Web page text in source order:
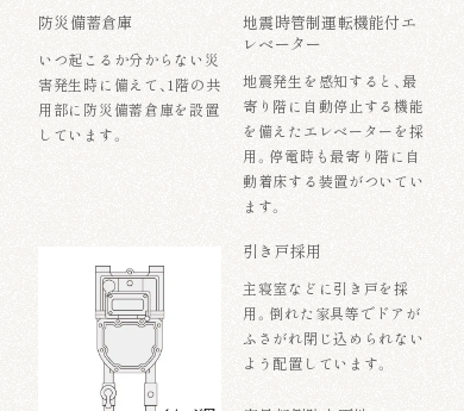
防災備蓄倉庫
いつ起こるか分からない災
害発生時に備えて、1階の共
用部に防災備蓄倉庫を設置
しています。
地震時管制運転機能付エ
レベーター
地震発生を感知すると、最
寄り階に自動停止する機能
を備えたエレベーターを採
用。停電時も最寄り階に自
動着床する装置がついてい
ます。
引き戸採用
主寝室などに引き戸を採
用。倒れた家具等でドアが
ふさがれ閉じ込められない
よう配置しています。